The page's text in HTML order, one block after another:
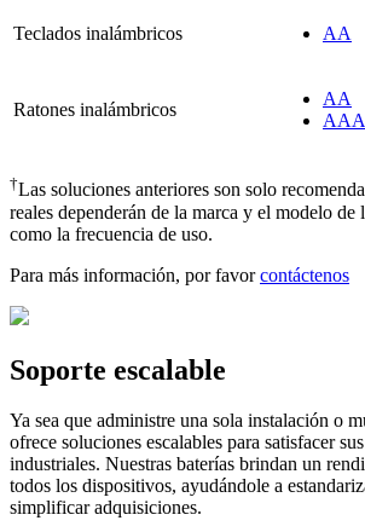
Teclados inalámbricos AA
Ratones inalámbricos
AA
AAA
†Las soluciones anteriores son solo
reales dependerán de la marca y el modelo de
como la frecuencia de uso.
Para más información, por favorcontáctenos
Soporte escalable
Ya sea que administre una sola instalación o
ofrece soluciones escalables para satisfacer
industriales. Nuestras baterías brindan un
todos los dispositivos, ayudándole a
simplificar adquisiciones.